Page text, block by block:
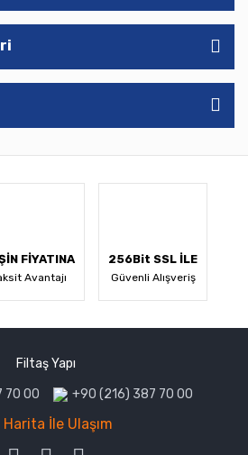
FİYATINA
Avantajı
256Bit SSL İLE
Güvenli Alışveriş
Filtaş Yapı
70 00 +90 (216) 387 70 00
Harita İle Ulaşım